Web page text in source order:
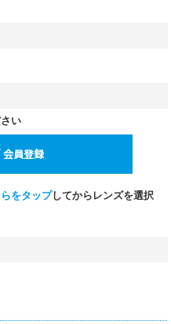
い
をタップしてからレンズを選択